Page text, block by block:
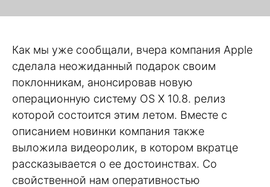
Как мы уже сообщали, вчера компания Apple
сделала неожиданный подарок своим
поклонникам, анонсировав новую
операционную систему OS X 10.8. релиз
которой состоится этим летом. Вместе с
описанием новинки компания также
выложила видеоролик, в котором вкратце
рассказывается о ее достоинствах. Со
свойственной нам оперативностью